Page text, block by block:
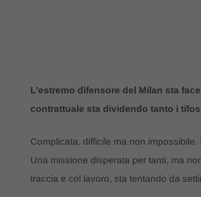
L’estremo difensore del Milan sta
contrattuale sta dividendo tanto i
Complicata, difficile ma non impossibile.
Una missione disperata per tanti, ma
traccia e col lavoro, sta tentando da